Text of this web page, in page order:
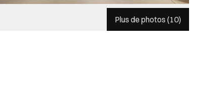
Plus de photos (10)